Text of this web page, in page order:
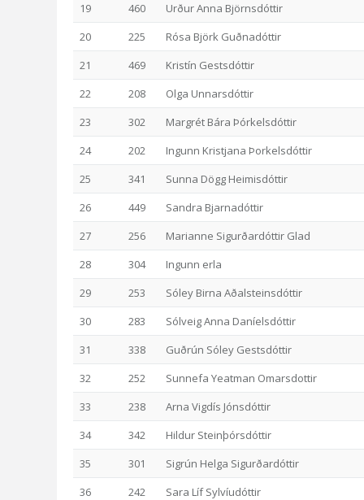
19
460
Urður Anna Björnsdóttir
20
225
Rósa Björk Guðnadóttir
21
469
Kristín Gestsdóttir
22
208
Olga Unnarsdóttir
23
302
Margrét Bára Þórkelsdóttir
24
202
Ingunn Kristjana Þorkelsdóttir
25
341
Sunna Dögg Heimisdóttir
26
449
Sandra Bjarnadóttir
27
256
Marianne Sigurðardóttir Glad
28
304
Ingunn erla
29
253
Sóley Birna Aðalsteinsdóttir
30
283
Sólveig Anna Daníelsdóttir
31
338
Guðrún Sóley Gestsdóttir
32
252
Sunnefa Yeatman Omarsdottir
33
238
Arna Vigdís Jónsdóttir
34
342
Hildur Steinþórsdóttir
35
301
Sigrún Helga Sigurðardóttir
36
242
Sara Líf Sylvíudóttir